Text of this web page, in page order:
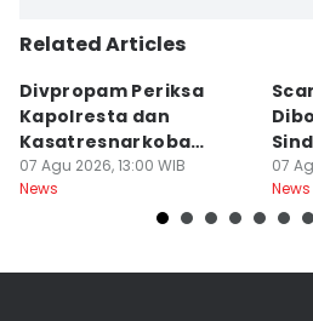
Related Articles
Divpropam Periksa
Kapolresta dan
Kasatresnarkoba
Banda Aceh, Ada Apa?
07 Agu 2026, 13:00 WIB
News
07
News